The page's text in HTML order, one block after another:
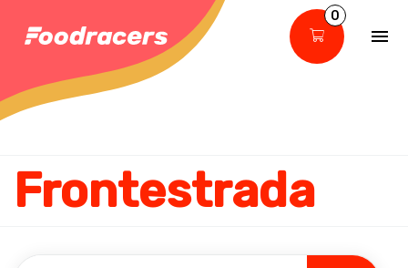
0
Frontestrada